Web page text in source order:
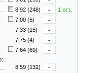
8.92 (248) -
1 отз.
7.00 (5)
-
7.33 (15)
-
7.75 (4)
-
7.64 (69)
-
8.59 (132)
-